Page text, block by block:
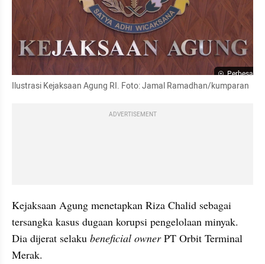
Perbesar
Ilustrasi Kejaksaan Agung RI. Foto: Jamal Ramadhan/kumparan
ADVERTISEMENT
Kejaksaan Agung menetapkan Riza Chalid sebagai
tersangka kasus dugaan korupsi pengelolaan minyak.
Dia dijerat selaku beneficial owner PT Orbit Terminal
Merak.